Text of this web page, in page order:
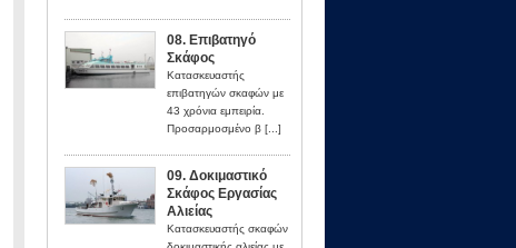
08. Επιβατηγό
Σκάφος
Κατασκευαστής
επιβατηγών σκαφών με
43 χρόνια εμπειρία.
Προσαρμοσμένο β [...]
09. Δοκιμαστικό
Σκάφος Εργασίας
Αλιείας
Κατασκευαστής σκαφών